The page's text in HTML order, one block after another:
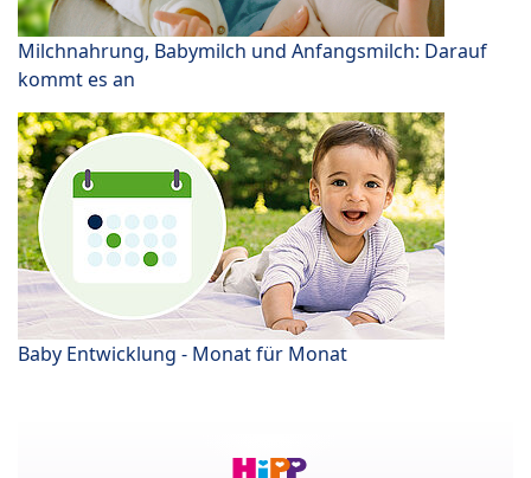
Milchnahrung, Babymilch und Anfangsmilch: Darauf
kommt es an
Baby Entwicklung - Monat für Monat